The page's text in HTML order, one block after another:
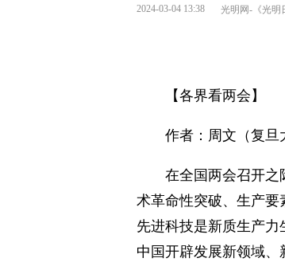
2024-03-04 13:38 光明网-《光明
【各界看两会】
作者：周文（复旦
在全国两会召开之
术革命性突破、生产要
先进科技是新质生产
中国开辟发展新领域